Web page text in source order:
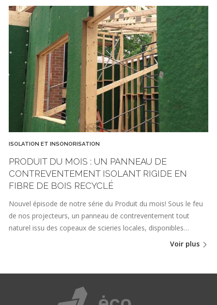
ISOLATION ET INSONORISATION
PRODUIT DU MOIS : UN PANNEAU DE
CONTREVENTEMENT ISOLANT RIGIDE EN
FIBRE DE BOIS RECYCLÉ
Nouvel épisode de notre série du Produit du mois! Sous le feu
de nos projecteurs, un panneau de contreventement tout
naturel issu des copeaux de scieries locales, disponibles…
Voir plus